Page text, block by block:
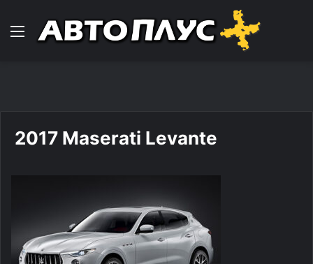
Навигација
2017 Maserati Levante